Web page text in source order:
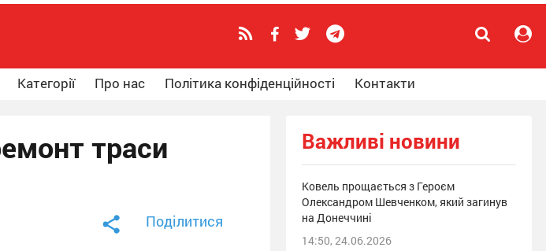
Категорії Про нас Політика конфіденційності Контакти
траси
Поділитися
Важливі новини
Ковель прощається з Героєм
Олександром Шевченком, який загинув
на Донеччині
14:50, 24.06.2026